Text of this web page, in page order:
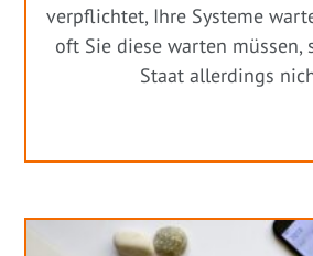
verpflichtet, Ihre Systeme
oft Sie diese warten müssen,
Staat allerdings